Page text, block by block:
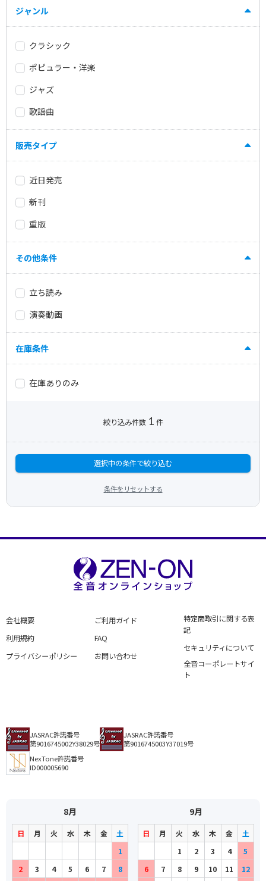
ジャンル
クラシック
ポピュラー・洋楽
ジャズ
歌謡曲
販売タイプ
近日発売
新刊
重版
その他条件
立ち読み
演奏動画
在庫条件
在庫ありのみ
絞り込み件数 1 件
選択中の条件で絞り込む
条件をリセットする
会社概要
利用規約
プライバシーポリシー
ご利用ガイド
FAQ
お問い合わせ
特定商取引に関する表
記
セキュリティについて
全音コーポレートサイ
ト
JASRAC許諾番号
第9016745002Y38029号
JASRAC許諾番号
第9016745003Y37019号
NexTone許諾番号
ID000005690
8月
日 月 火 水 木 金
土
1
2
3 4 5 6 7 8
9月
日 月 火 水 木 金
土
1
2 3 4
5
6
7 8 9 10 11 12